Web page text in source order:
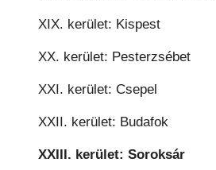
XIX. kerület: Kispest
XX. kerület: Pesterzsébet
XXI. kerület: Csepel
XXII. kerület: Budafok
XXIII. kerület: Soroksár